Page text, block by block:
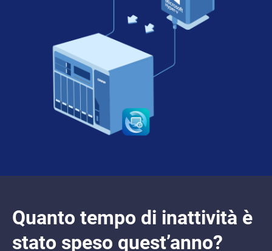
Quanto tempo di inattività è
stato speso quest’anno?